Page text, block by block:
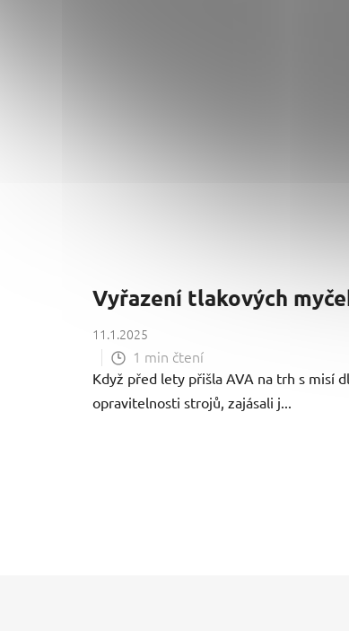
Vyřazení tlakových
11.1.2025
1 min čtení
Když před lety přišla AVA na trh s misí
opravitelnosti strojů, zajásali j...